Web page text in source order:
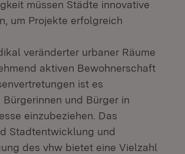
müssen Städte innovative
um Projekte erfolgreich
veränderter urbaner Räume
aktiven Bewohnerschaft
ist es
und Bürger in
einzubeziehen. Das
Stadtentwicklung und
des vhw bietet eine Vielzahl